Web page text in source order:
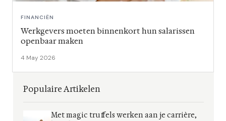
FINANCIËN
Werkgevers moeten binnenkort hun salarissen
openbaar maken
4 May 2026
Populaire Artikelen
Met magic truffels werken aan je carrière,